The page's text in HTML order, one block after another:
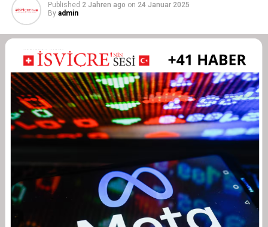
Published 2 Jahren ago on 24 Januar 2025
By admin